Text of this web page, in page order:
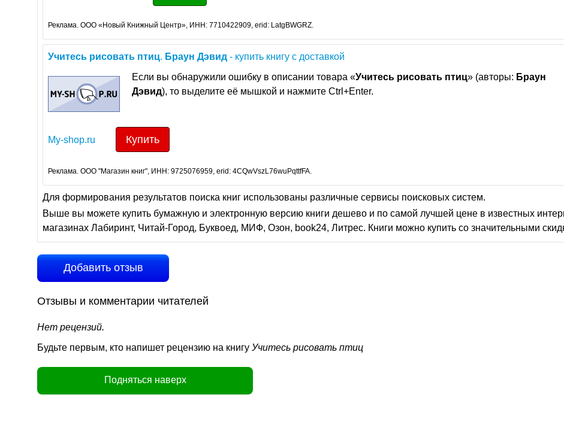
Реклама. ООО «Новый Книжный Центр», ИНН: 7710422909, erid: LatgBWGRZ.
Учитесь рисовать птиц. Браун Дэвид - купить книгу с доставкой
Если вы обнаружили ошибку в описании товара «Учитесь рисовать птиц» (авторы: Браун
Дэвид), то выделите её мышкой и нажмите Ctrl+Enter.
My-shop.ru Купить
Реклама. ООО "Магазин книг", ИНН: 9725076959, erid: 4CQwVszL76wuPqttfFA.
Для формирования результатов поиска книг использованы различные сервисы поисковых систем.
Выше вы можете купить бумажную и электронную версию книги дешево и по самой лучшей цене в известных
магазинах Лабиринт, Читай-Город, Буквоед, МИФ, Озон, book24, Литрес. Книги можно купить со значительными
Добавить отзыв
Отзывы и комментарии читателей
Нет рецензий.
Будьте первым, кто напишет рецензию на книгу Учитесь рисовать птиц
Подняться наверх